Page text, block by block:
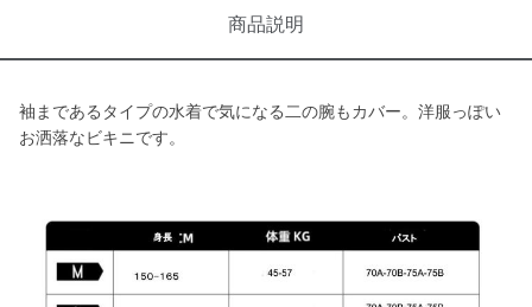
商品説明
袖まであるタイプの水着で気になる二の腕もカバー。洋服っぽい
お洒落なビキニです。